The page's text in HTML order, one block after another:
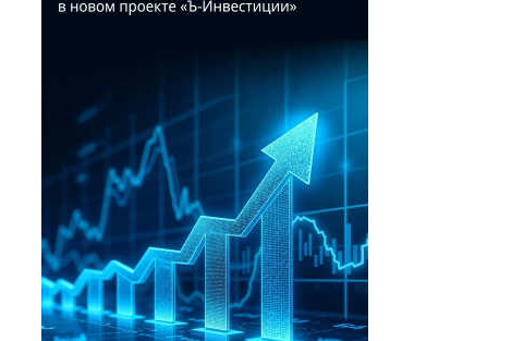
Президент
Чехии
Петр
Павел
(справа)